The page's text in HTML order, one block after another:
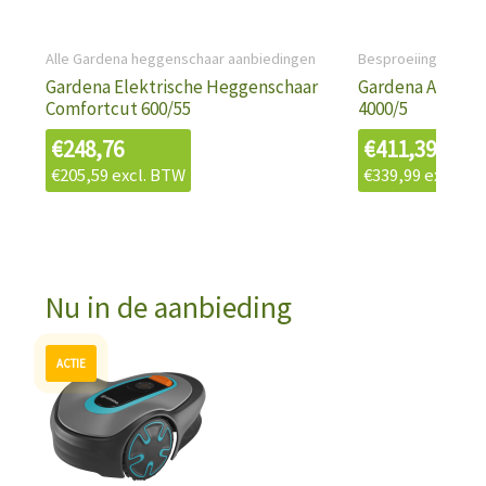
Alle Gardena heggenschaar aanbiedingen
Gardena Elektrische Heggenschaar
Comfortcut 600/55
€248,76
€205,59excl. BTW
Besproeiing
Gardena
4000/5
€411,39
€339,99excl.
Nu in de aanbieding
Oorspronkelijke
prijs
was:
€943,79.
Huidige
prijs
is: